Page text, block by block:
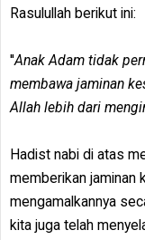
Rasulullah berikut ini:
''Anak Adam tidak
membawa jaminan
Allah lebih dari
Hadist nabi di atas
memberikan jaminan
mengamalkannya
kita juga telah